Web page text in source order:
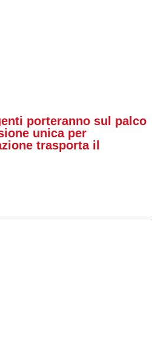
porteranno sul palco
unica per
trasporta il